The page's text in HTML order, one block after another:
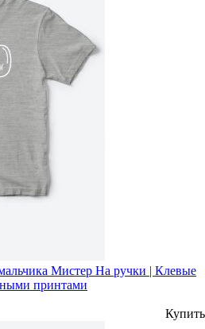
Мистер На ручки | Клевые
принтами
Купить